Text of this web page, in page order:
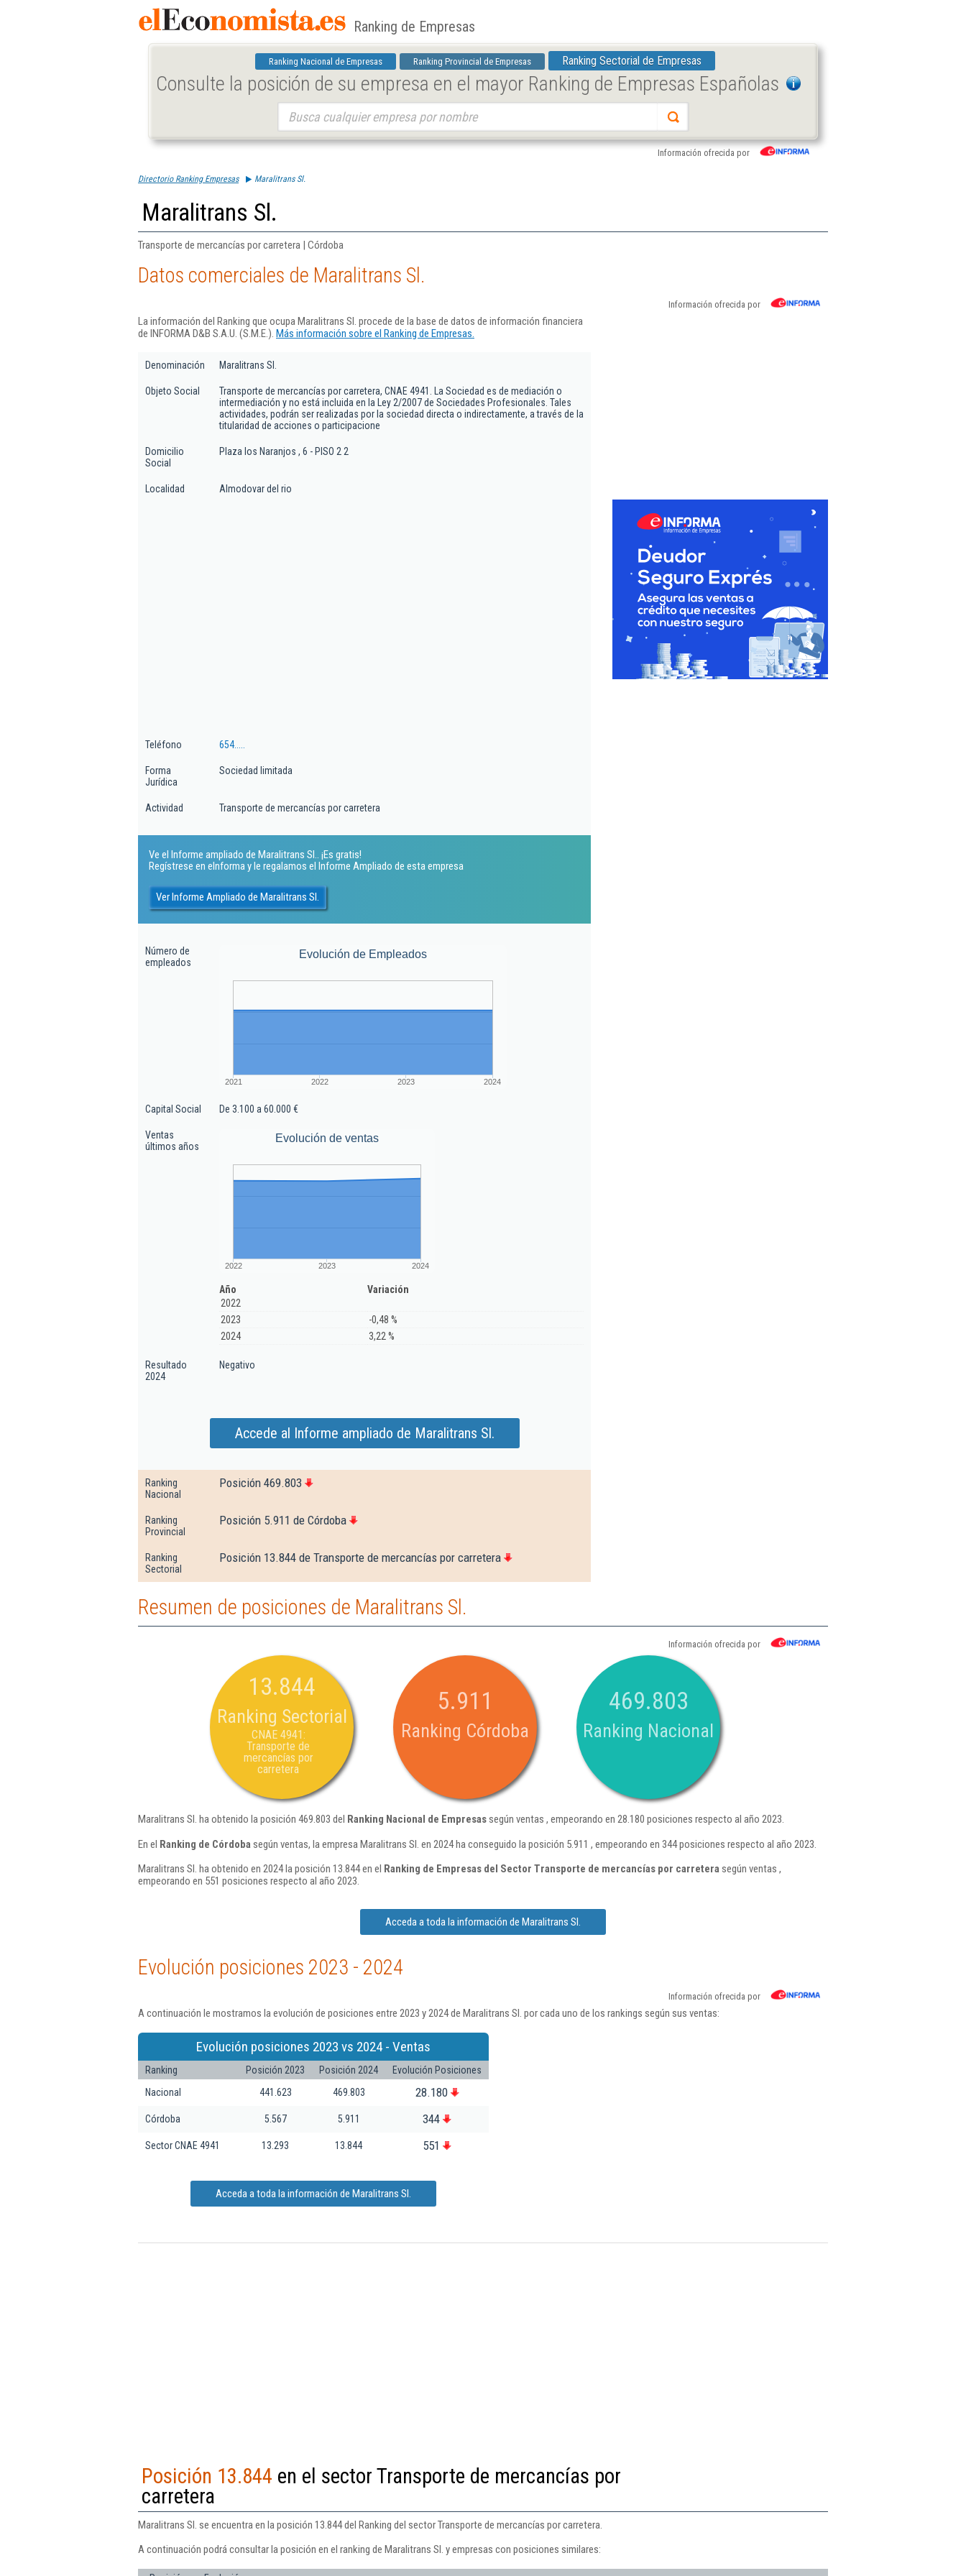
Ranking de Empresas
Ranking Nacional de Empresas Ranking Provincial de Empresas Ranking Sectorial de Empresas
Consulte la posición de su empresa en el mayor Ranking de Empresas Españolas
Información ofrecida por
Directorio Ranking Empresas Maralitrans Sl.
Maralitrans Sl.
Transporte de mercancías por carretera | Córdoba
Datos comerciales de Maralitrans Sl.
Información ofrecida por
La información del Ranking que ocupa Maralitrans Sl. procede de la base de datos de información financiera
de INFORMA D&B S.A.U. (S.M.E.). Más información sobre el Ranking de Empresas.
Denominación Maralitrans Sl.
Objeto Social
Transporte de mercancías por carretera, CNAE 4941. La Sociedad es de mediación o
intermediación y no está incluida en la Ley 2/2007 de Sociedades Profesionales. Tales
actividades, podrán ser realizadas por la sociedad directa o indirectamente, a través de la
titularidad de acciones o participacione
Domicilio
Social
Plaza los Naranjos , 6 - PISO 2 2
Localidad Almodovar del rio
Teléfono 654.....
Forma
Jurídica
Sociedad limitada
Actividad Transporte de mercancías por carretera
Ve el Informe ampliado de Maralitrans Sl.. ¡Es gratis!
Regístrese en eInforma y le regalamos el Informe Ampliado de esta empresa
Ver Informe Ampliado de Maralitrans Sl.
Número de
empleados
Evolución de Empleados
2021 2022 2023 2024
Capital Social De 3.100 a 60.000 €
Ventas
últimos años
Evolución de ventas
2022 2023 2024
Año
Variación
2022
2023
-0,48 %
2024
3,22 %
Resultado
2024
Negativo
Accede al Informe ampliado de Maralitrans Sl.
Ranking
Nacional
Posición 469.803
Ranking
Provincial
Posición 5.911 de Córdoba
Ranking
Sectorial
Posición 13.844 de Transporte de mercancías por carretera
Resumen de posiciones de Maralitrans Sl.
Información ofrecida por
13.844
Ranking Sectorial
CNAE 4941:
Transporte de
mercancías por
carretera
5.911
Ranking Córdoba
469.803
Ranking Nacional
Maralitrans Sl. ha obtenido la posición 469.803 del Ranking Nacional de Empresassegún ventas , empeorando en 28.180 posiciones respecto al año 2023.
En el Ranking de Córdoba según ventas, la empresa Maralitrans Sl. en 2024 ha conseguido la posición 5.911 , empeorando en 344 posiciones respecto al año 2023.
Maralitrans Sl. ha obtenido en 2024 la posición 13.844 en el Ranking de Empresas del Sector Transporte de mercancías por carreterasegún ventas ,
empeorando en 551 posiciones respecto al año 2023.
Acceda a toda la información de Maralitrans Sl.
Evolución posiciones 2023 - 2024
Información ofrecida por
A continuación le mostramos la evolución de posiciones entre 2023 y 2024 de Maralitrans Sl. por cada uno de los rankings según sus ventas:
Evolución posiciones 2023 vs 2024 - Ventas
Ranking Posición 2023 Posición 2024
Evolución Posiciones
Nacional
441.623 469.803 28.180
Córdoba 5.567 5.911 344
Sector CNAE 4941 13.293 13.844 551
Acceda a toda la información de Maralitrans Sl.
Posición 13.844 en el sector Transporte de mercancías por
carretera
Maralitrans Sl. se encuentra en la posición 13.844 del Ranking del sector Transporte de mercancías por carretera.
A continuación podrá consultar la posición en el ranking de Maralitrans Sl. y empresas con posiciones similares: